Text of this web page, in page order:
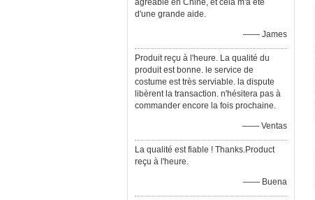
agréable en Chine, et cela m'a été
d'une grande aide.
—— James
Produit reçu à l'heure. La qualité du
produit est bonne. le service de
costume est très serviable. la dispute
libèrent la transaction. n'hésitera pas à
commander encore la fois prochaine.
—— Ventas
La qualité est fiable ! Thanks.Product
reçu à l'heure.
—— Buena